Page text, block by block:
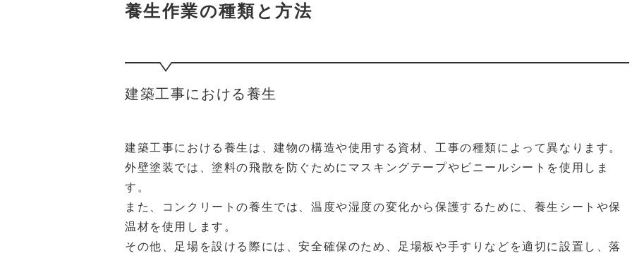
養生作業の種類と方法
建築工事における養生
建築工事における養生は、建物の構造や使用する資材、工事の種類によって異なります。
外壁塗装では、塗料の飛散を防ぐためにマスキングテープやビニールシートを使用しま
す。
また、コンクリートの養生では、温度や湿度の変化から保護するために、養生シートや保
温材を使用します。
その他、足場を設ける際には、安全確保のため、足場板や手すりなどを適切に設置し、落